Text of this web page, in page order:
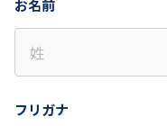
お名前
フリガナ